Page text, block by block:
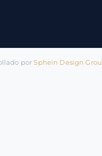
porSphein Design